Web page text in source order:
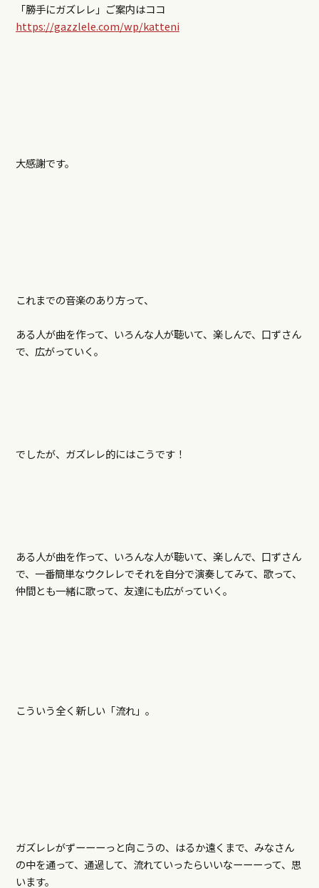
「勝手にガズレレ」ご案内はココ
https://gazzlele.com/wp/katteni
大感謝です。
これまでの音楽のあり方って、
ある人が曲を作って、いろんな人が聴いて、楽しんで、口ずさん
で、広がっていく。
でしたが、ガズレレ的にはこうです！
ある人が曲を作って、いろんな人が聴いて、楽しんで、口ずさん
で、一番簡単なウクレレでそれを自分で演奏してみて、歌って、
仲間とも一緒に歌って、友達にも広がっていく。
こういう全く新しい「流れ」。
ガズレレがずーーーっと向こうの、はるか遠くまで、みなさん
の中を通って、通過して、流れていったらいいなーーーって、思
います。